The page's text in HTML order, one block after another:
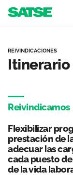
Conócenos
Delegados
Estructura
Ámbitos de
Secciones
Qué ofrecemos
Servicios
Actualidad
Temas
REIVINDICACIONES
Reivindicamos
Flexibilizar
prestación de
adecuar las
cada puesto
de la vida